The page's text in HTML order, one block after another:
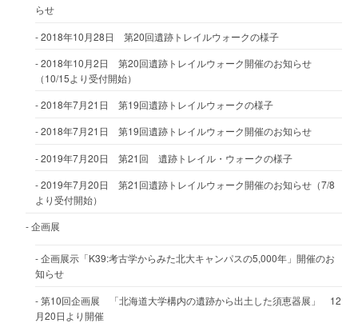
らせ
2018年10月28日 第20回遺跡トレイルウォークの様子
2018年10月2日 第20回遺跡トレイルウォーク開催のお知らせ
（10/15より受付開始）
2018年7月21日 第19回遺跡トレイルウォークの様子
2018年7月21日 第19回遺跡トレイルウォーク開催のお知らせ
2019年7月20日 第21回 遺跡トレイル・ウォークの様子
2019年7月20日 第21回遺跡トレイルウォーク開催のお知らせ（7/8
より受付開始）
企画展
企画展示「K39:考古学からみた北大キャンパスの5,000年」開催のお
知らせ
第10回企画展 「北海道大学構内の遺跡から出土した須恵器展」 12
月20日より開催